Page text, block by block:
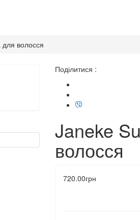
волосся
Поділитися :
Janeke
волосся
720.00грн